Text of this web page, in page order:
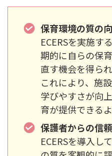
保育環境の質の
ECERSを実施す
期的に自らの保
直す機会を得られ
これにより、施
学びやすさが向
育が提供できる
保護者からの信
ECERSを導入し